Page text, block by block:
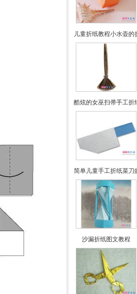
儿童折纸教程小水壶的
酷炫的女巫扫帚手工折
简单儿童手工折纸菜刀
沙漏折纸图文教程